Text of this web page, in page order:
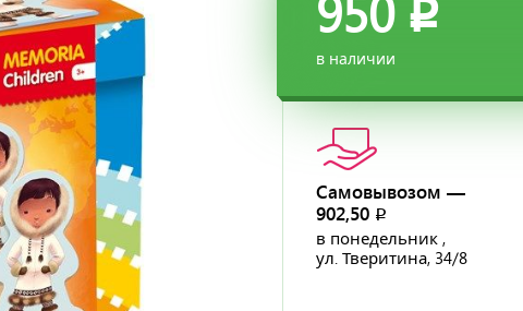
950 p
в наличии
Самовывозом —
902,50 p
в понедельник ,
ул. Тверитина, 34/8